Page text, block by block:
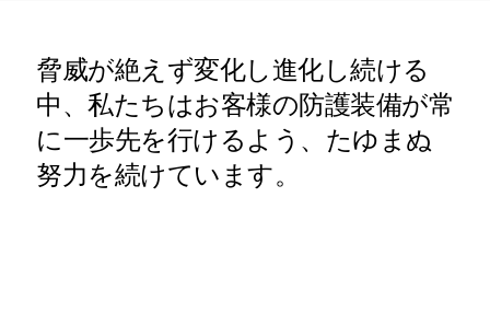
脅威が絶えず変化し進化し続ける
中、私たちはお客様の防護装備が常
に一歩先を行けるよう、たゆまぬ
努力を続けています。